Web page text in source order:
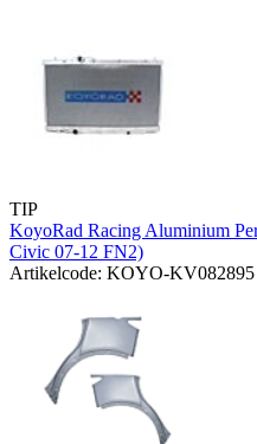
TIP
KoyoRad Racing Aluminium
Civic 07-12 FN2)
Artikelcode: KOYO-KV082895